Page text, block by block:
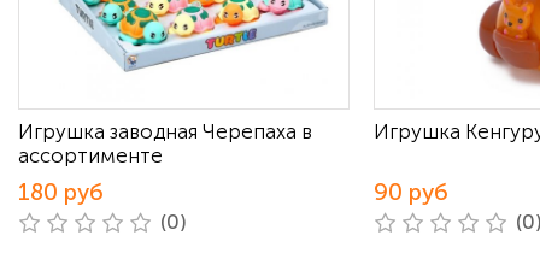
Игрушка заводная Черепаха в
ассортименте
180 руб
(0)
Игрушка
90 руб